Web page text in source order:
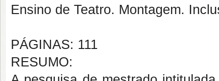
Ensino de Teatro. Montagem.
PÁGINAS: 111
RESUMO: